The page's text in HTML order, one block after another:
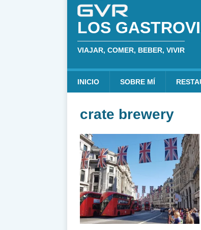
LOS
VIAJAR, COMER, BEBER, VIVIR
INICIO SOBRE MÍ
crate brewery